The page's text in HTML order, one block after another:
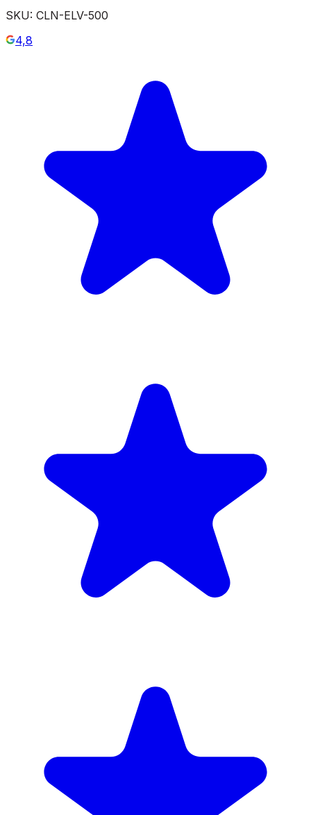
SKU: CLN-ELV-500
4,8